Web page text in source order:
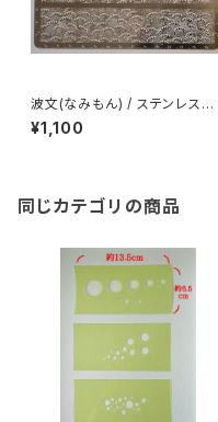
波文(なみもん) / ステンレス製
ステンシル(z43)
¥1,100
同じカテゴリの商品